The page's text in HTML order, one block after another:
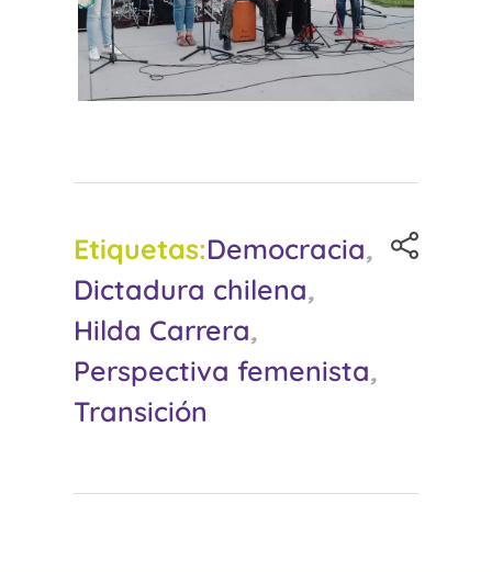
Etiquetas:Democracia,
Dictadura chilena,
Hilda Carrera,
Perspectiva femenista,
Transición